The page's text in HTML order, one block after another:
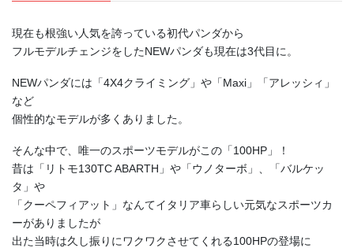
現在も根強い人気を誇っている初代パンダから
フルモデルチェンジをしたNEWパンダも現在は3代目に。
NEWパンダには「4X4クライミング」や「Maxi」「アレッシィ」
など
個性的なモデルが多くありました。
そんな中で、唯一のスポーツモデルがこの「100HP」！
昔は「リトモ130TC ABARTH」や「ウノターボ」、「バルケッ
タ」や
「クーペフィアット」なんてイタリア車らしい元気なスポーツカ
ーがありましたが
出た当時は久し振りにワクワクさせてくれる100HPの登場に